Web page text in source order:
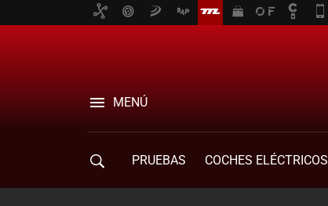
MENÚ
PRUEBAS COCHES ELÉCTRICOS